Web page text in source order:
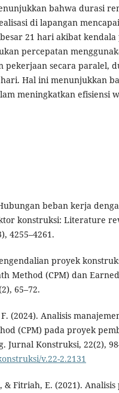
bahwa durasi
di lapangan
21 hari akibat
percepatan
pekerjaan secara paralel,
Hal ini menunjukkan
meningkatkan efisiensi
beban kerja
konstruksi: Literature
4255–4261.
proyek
Method (CPM) dan
65–72.
(2024). Analisis
(CPM) pada proyek
Jurnal Konstruksi, 22(2),
v.22-2.2131
Fitriah, E. (2021). Analisis